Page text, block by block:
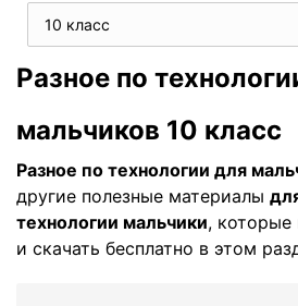
10 класс
Разное по
мальчиков 10 класс
Разное по технологии для
другие полезные материалы
технологии мальчики,
и скачать бесплатно в этом